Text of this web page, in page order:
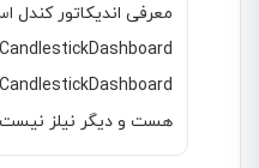
معرفی اندیکاتور کندل
هست و دیگر نیلز